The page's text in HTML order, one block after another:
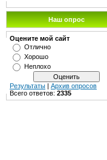
Наш опрос
Оцените мой сайт
Отлично
Хорошо
Неплохо
Результаты | Архив опросов
Всего ответов: 2335